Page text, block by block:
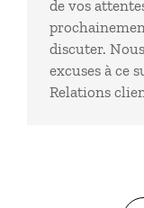
de vos
discuter.
excuses à ce
Relations